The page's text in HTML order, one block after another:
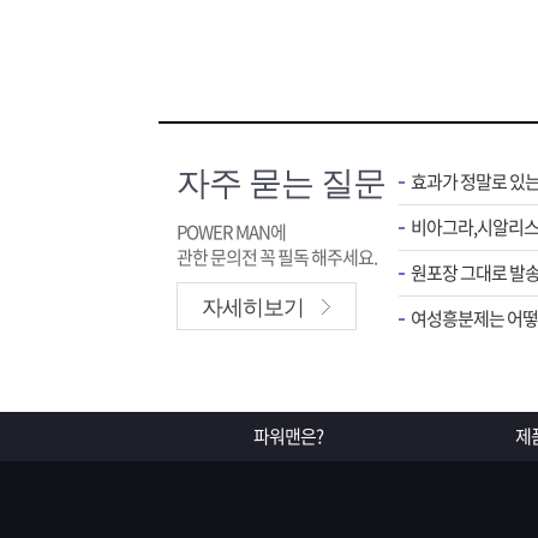
자주 묻는 질문
POWER MAN에
관한 문의전 꼭 필독 해주세요.
자세히보기
효과가 정말로 있
원포장 그대로 발
여성흥분제는 어
파워맨은? 제